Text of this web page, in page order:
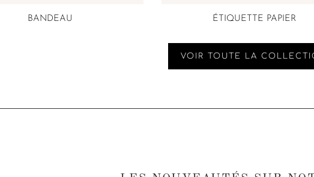
BANDEAU ÉTIQUETTE PAPIER
VOIR TOUTE LA